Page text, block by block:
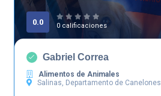
0.0 0 calificaciones
Gabriel Correa
Alimentos de Animales
Salinas, Departamento de Canelones